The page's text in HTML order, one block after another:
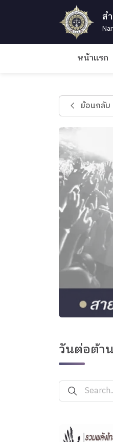
ส
หน้าแรก
ย้อนกลับ
วันต่อต้า